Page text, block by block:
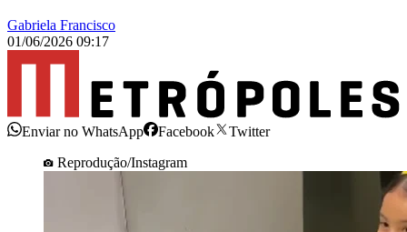
Gabriela Francisco
01/06/2026 09:17
Enviar no WhatsApp Facebook
Twitter
Reprodução/Instagram